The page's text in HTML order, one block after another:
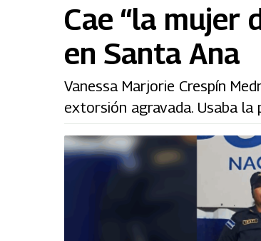
Cae “la mujer
en Santa Ana
Vanessa Marjorie Crespín
extorsión agravada. Usaba la